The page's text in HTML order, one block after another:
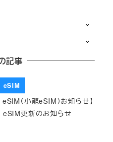
記事
eSIM
（小龍eSIM）お知らせ】
更新のお知らせ